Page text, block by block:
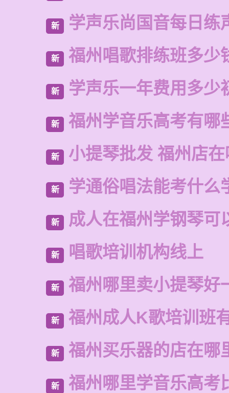
新 学声乐尚国音每日练
新 福州唱歌排练班多少
新 学声乐一年费用多少
新 福州学音乐高考有哪
新 小提琴批发 福州店
新 学通俗唱法能考什么
新 成人在福州学钢琴可
新 唱歌培训机构线上
新 福州哪里卖小提琴好
新 福州成人K歌培训班
新 福州买乐器的店在哪
新 福州哪里学音乐高考